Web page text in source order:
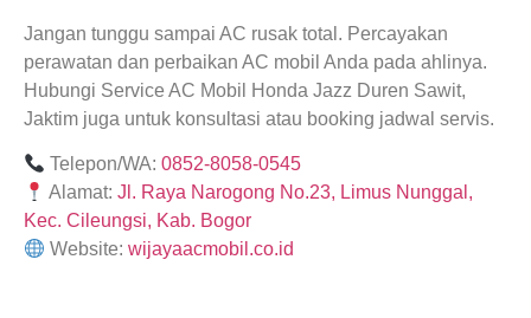
Jangan tunggu sampai AC rusak total. Percayakan
perawatan dan perbaikan AC mobil Anda pada ahlinya.
Hubungi Service AC Mobil Honda Jazz Duren Sawit,
Jaktim juga untuk konsultasi atau booking jadwal servis.
Telepon/WA:0852-8058-0545
Alamat:Jl. Raya Narogong No.23, Limus Nunggal,
Kec. Cileungsi, Kab. Bogor
Website:wijayaacmobil.co.id